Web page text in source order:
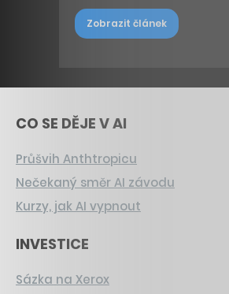
Zobrazit článek
CO SE DĚJE V AI
Průšvih Anthtropicu
Nečekaný směr AI závodu
Kurzy, jak AI vypnout
INVESTICE
Sázka na Xerox